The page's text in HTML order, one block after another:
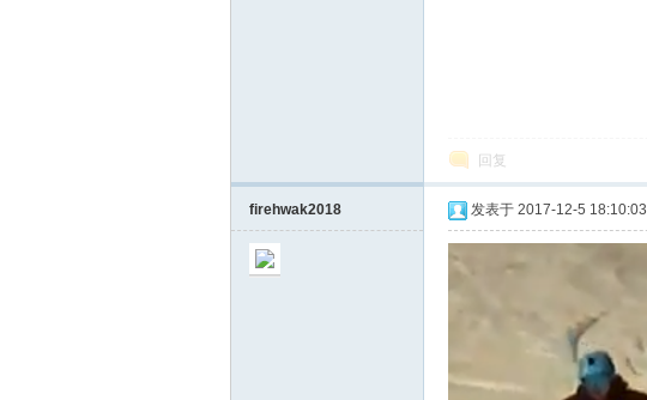
回复
firehwak2018 发表于 2017-12-5 18:10:03